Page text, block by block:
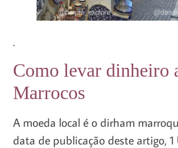
.
Como levar dinheiro
Marrocos
A moeda local é o dirham
data de publicação deste artigo, 1